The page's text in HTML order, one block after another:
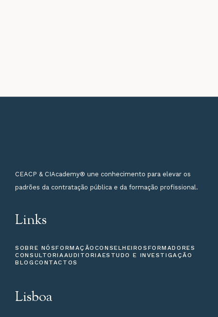
CEACP & CIAcademy® une conhecimento para elevar os
padrões da contratação pública e da formação profissional.
Links
SOBRE NÓSFORMAÇÃO CONSELHEIROS FORMADORES
CONSULTORIAAUDITORIAESTUDO E INVESTIGAÇÃO
BLOG CONTACTOS
Lisboa